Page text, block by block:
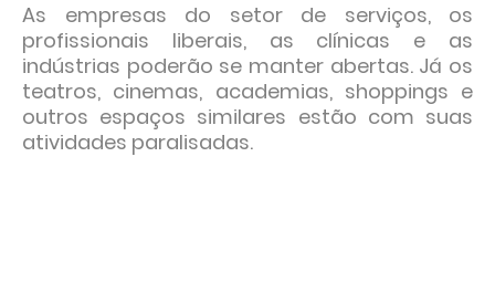
As empresas do setor de serviços, os
profissionais liberais, as clínicas e as
indústrias poderão se manter abertas. Já os
teatros, cinemas, academias, shoppings e
outros espaços similares estão com suas
atividades paralisadas.